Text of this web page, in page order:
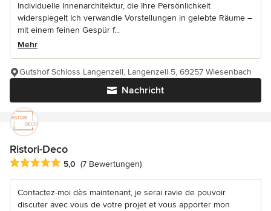
Individuelle Innenarchitektur, die Ihre Persönlichkeit
widerspiegelt Ich verwandle Vorstellungen in gelebte Räume –
mit einem feinen Gespür f...
Mehr
Nachricht
Gutshof Schloss Langenzell, Langenzell 5, 69257 Wiesenbach
Ristori-Deco
Durchschnittliche Bewertung: 5 von 5 Sternen
5,0 (7 Bewertungen)
Contactez-moi dès maintenant, je serai ravie de pouvoir
discuter avec vous de votre projet et vous apporter mon